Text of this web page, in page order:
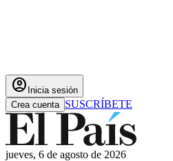
account_circle Inicia sesión
Crea cuenta SUSCRÍBETE
jueves, 6 de agosto de 2026